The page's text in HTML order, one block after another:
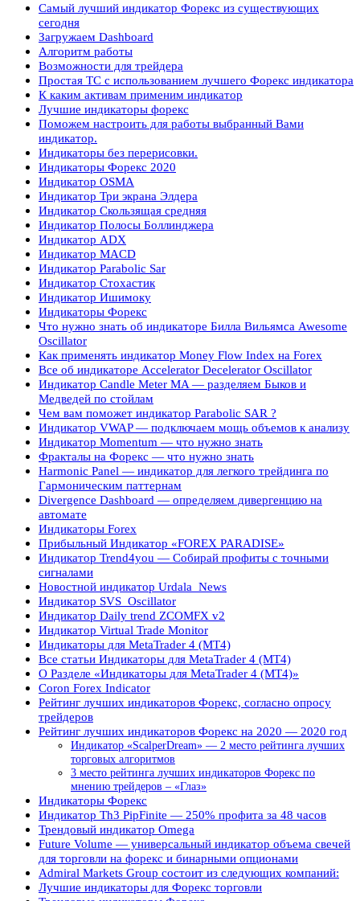
Самый лучший индикатор Форекс из существующих
сегодня
Загружаем Dashboard
Алгоритм работы
Возможности для трейдера
Простая ТС с использованием лучшего Форекс индикатора
К каким активам применим индикатор
Лучшие индикаторы форекс
Поможем настроить для работы выбранный Вами
индикатор.
Индикаторы без перерисовки.
Индикаторы Форекс 2020
Индикатор OSMA
Индикатор Три экрана Элдера
Индикатор Скользящая средняя
Индикатор Полосы Боллинджера
Индикатор ADX
Индикатор MACD
Индикатор Parabolic Sar
Индикатор Стохастик
Индикатор Ишимоку
Индикаторы Форекс
Что нужно знать об индикаторе Билла Вильямса Awesome
Oscillator
Как применять индикатор Money Flow Index на Forex
Все об индикаторе Accelerator Decelerator Oscillator
Индикатор Candle Meter MA — разделяем Быков и
Медведей по стойлам
Чем вам поможет индикатор Parabolic SAR ?
Индикатор VWAP — подключаем мощь объемов к анализу
Индикатор Momentum — что нужно знать
Фракталы на Форекс — что нужно знать
Harmonic Panel — индикатор для легкого трейдинга по
Гармоническим паттернам
Divergence Dashboard — определяем дивергенцию на
автомате
Индикаторы Forex
Прибыльный Индикатор «FOREX PARADISE»
Индикатор Trend4you — Собирай профиты с точными
сигналами
Новостной индикатор Urdala_News
Индикатор SVS_Oscillator
Индикатор Daily trend ZCOMFX v2
Индикатор Virtual Trade Monitor
Индикаторы для MetaTrader 4 (MT4)
Все статьи Индикаторы для MetaTrader 4 (MT4)
О Разделе «Индикаторы для MetaTrader 4 (MT4)»
Coron Forex Indicator
Рейтинг лучших индикаторов Форекс, согласно опросу
трейдеров
Рейтинг лучших индикаторов Форекс на 2020 — 2020 год
Индикатор «ScalperDream» — 2 место рейтинга лучших
торговых алгоритмов
3 место рейтинга лучших индикаторов Форекс по
мнению трейдеров – «Глаз»
Индикаторы Форекс
Индикатор Th3 PipFinite — 250% профита за 48 часов
Трендовый индикатор Omega
Future Volume — универсальный индикатор объема свечей
для торговли на форекс и бинарными опционами
Admiral Markets Group состоит из следующих компаний:
Лучшие индикаторы для Форекс торговли